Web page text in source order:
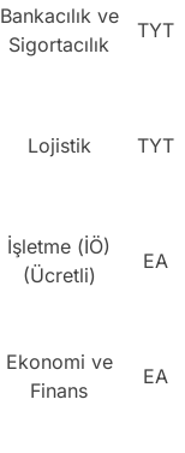
Bankacılık ve
Sigortacılık
TYT
Lojistik TYT
İşletme (İÖ)
(Ücretli)
EA
Ekonomi ve
Finans
EA